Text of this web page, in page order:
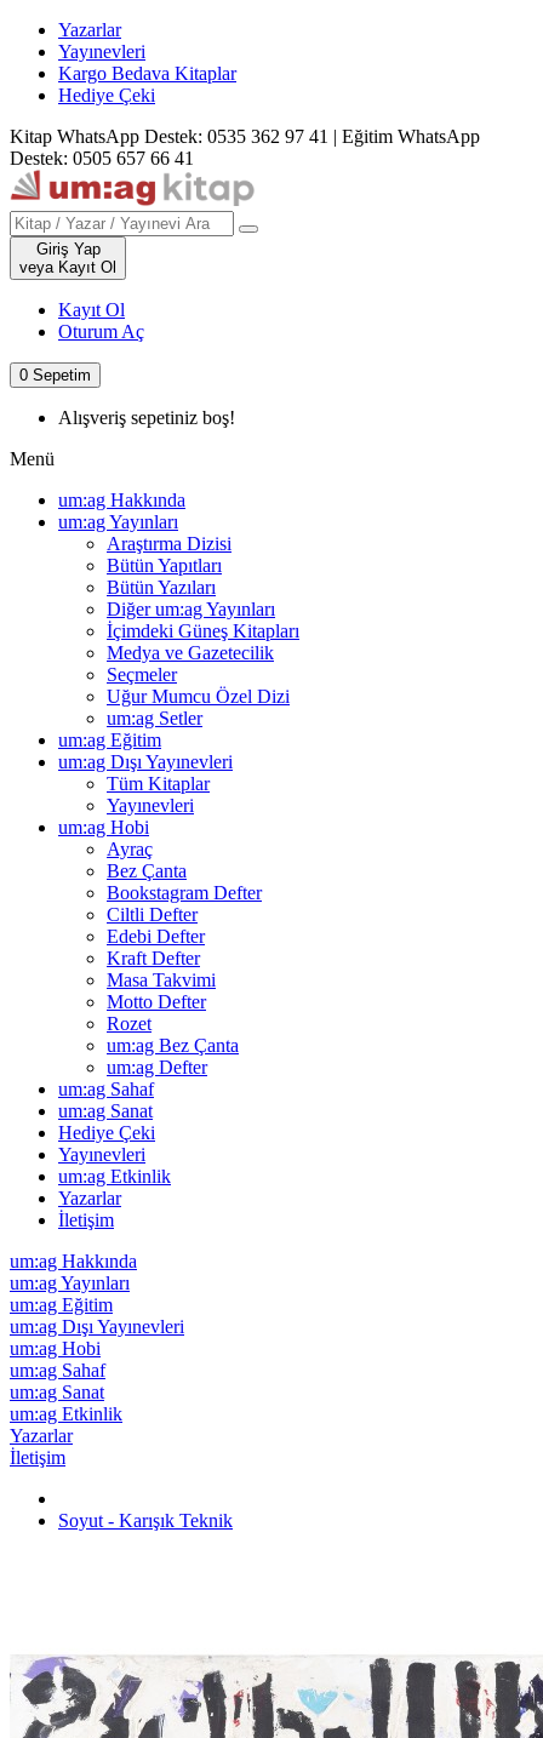
Yazarlar
Yayınevleri
Kargo Bedava Kitaplar
Hediye Çeki
Kitap WhatsApp Destek: 0535 362 97 41 | Eğitim WhatsApp
Destek: 0505 657 66 41
Giriş Yap
veya Kayıt Ol
Kayıt Ol
Oturum Aç
0 Sepetim
Alışveriş sepetiniz boş!
Menü
um:ag Hakkında
um:ag Yayınları
Araştırma Dizisi
Bütün Yapıtları
Bütün Yazıları
Diğer um:ag Yayınları
İçimdeki Güneş Kitapları
Medya ve Gazetecilik
Seçmeler
Uğur Mumcu Özel Dizi
um:ag Setler
um:ag Eğitim
um:ag Dışı Yayınevleri
Tüm Kitaplar
Yayınevleri
um:ag Hobi
Ayraç
Bez Çanta
Bookstagram Defter
Ciltli Defter
Edebi Defter
Kraft Defter
Masa Takvimi
Motto Defter
Rozet
um:ag Bez Çanta
um:ag Defter
um:ag Sahaf
um:ag Sanat
Hediye Çeki
Yayınevleri
um:ag Etkinlik
Yazarlar
İletişim
um:ag Hakkında
um:ag Yayınları
um:ag Eğitim
um:ag Dışı Yayınevleri
um:ag Hobi
um:ag Sahaf
um:ag Sanat
um:ag Etkinlik
Yazarlar
İletişim
Soyut - Karışık Teknik